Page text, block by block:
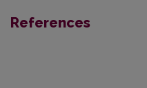
References